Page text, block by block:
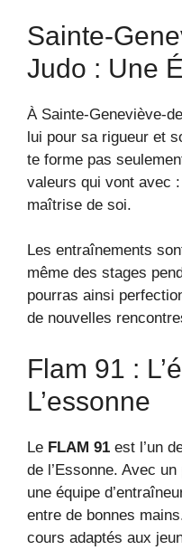
Sainte-
Judo : Une
À Sainte-Geneviève-
lui pour sa rigueur et
te forme pas
valeurs qui vont avec
maîtrise de soi.
Les entraînements
même des stages
pourras ainsi
de nouvelles
Flam 91 :
L’essonne
Le FLAM 91 est l’un
de l’Essonne. Avec
une équipe
entre de bonnes
cours adaptés aux